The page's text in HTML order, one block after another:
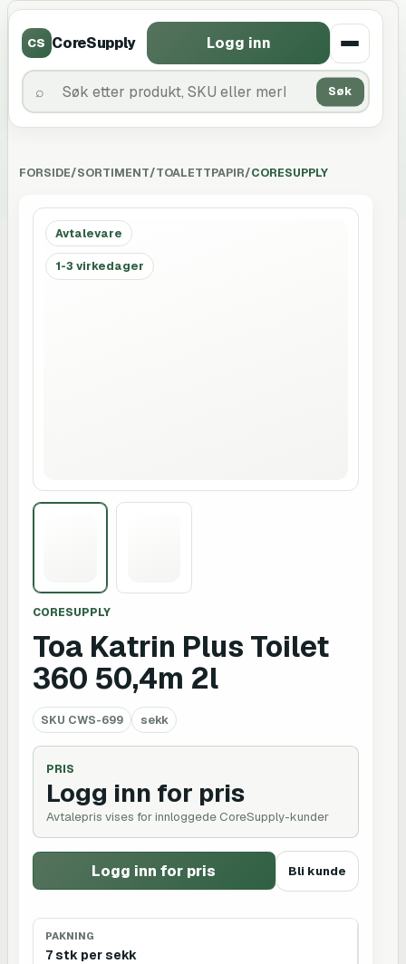
CS CoreSupply
Søk
Logg inn
FORSIDE/SORTIMENT/TOALETTPAPIR/CORESUPPLY
Avtalevare
1-3 virkedager
CORESUPPLY
Toa Katrin Plus Toilet
360 50,4m 2l
SKU CWS-699 sekk
PRIS
Logg inn for pris
Avtalepris vises for innloggede CoreSupply-kunder
Logg inn for pris Bli kunde
PAKNING
7 stk per sekk